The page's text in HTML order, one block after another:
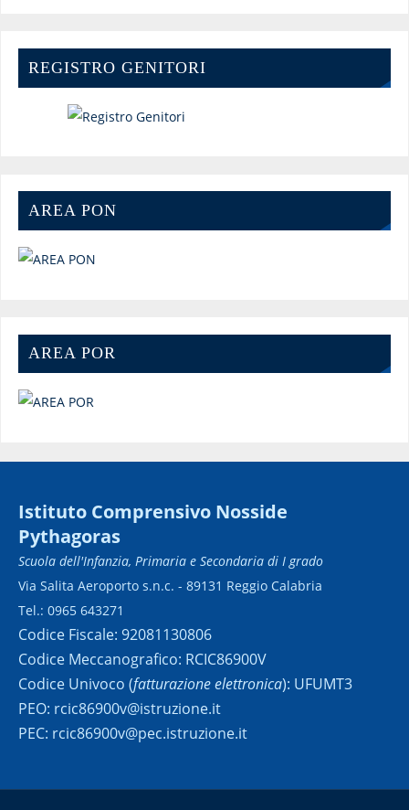
REGISTRO GENITORI
AREA PON
AREA POR
Istituto Comprensivo Nosside
Pythagoras
Scuola dell'Infanzia, Primaria e Secondaria di I grado
Via Salita Aeroporto s.n.c. - 89131 Reggio Calabria
Tel.: 0965 643271
Codice Fiscale: 92081130806
Codice Meccanografico: RCIC86900V
Codice Univoco (fatturazione elettronica): UFUMT3
PEO: rcic86900v@istruzione.it
PEC: rcic86900v@pec.istruzione.it